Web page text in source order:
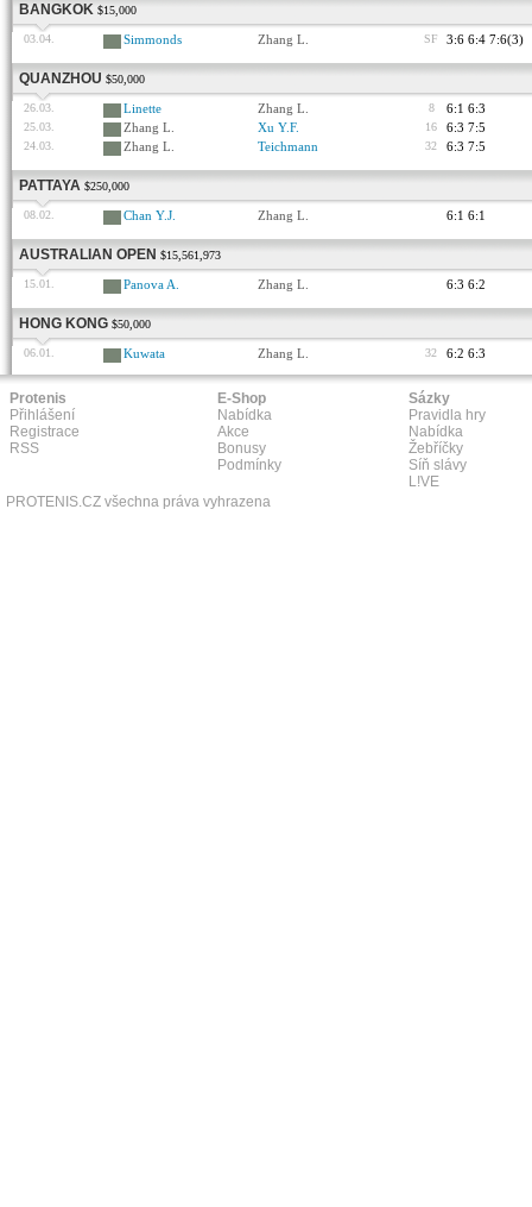
BANGKOK $15,000
03.04. Simmonds Zhang L. SF 3:6 6:4 7:6(3)
QUANZHOU $50,000
26.03. Linette Zhang L. 8 6:1 6:3
25.03. Zhang L. Xu Y.F. 16 6:3 7:5
24.03. Zhang L. Teichmann 32 6:3 7:5
PATTAYA $250,000
08.02. Chan Y.J. Zhang L. 6:1 6:1
AUSTRALIAN OPEN $15,561,973
15.01. Panova A. Zhang L. 6:3 6:2
HONG KONG $50,000
06.01. Kuwata Zhang L. 32 6:2 6:3
Protenis
Přihlášení
Registrace
RSS
E-Shop
Nabídka
Akce
Bonusy
Podmínky
Sázky
Pravidla hry
Nabídka
Žebříčky
Síň slávy
L!VE
PROTENIS.CZ všechna práva vyhrazena